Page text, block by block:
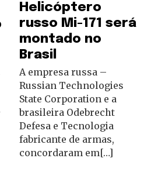
Helicóptero
russo Mi-171 será
montado no
Brasil
A empresa russa –
Russian Technologies
State Corporation e a
brasileira Odebrecht
Defesa e Tecnologia
fabricante de armas,
concordaram em[…]